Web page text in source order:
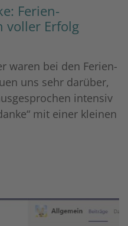
Ferien-
voller Erfolg
waren bei den Ferien-
uns sehr darüber,
intensiv
mit einer kleinen